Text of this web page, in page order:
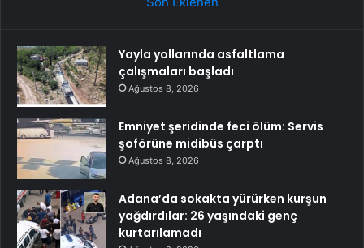
Yayla yollarında asfaltlama
çalışmaları başladı
Ağustos 8, 2026
Emniyet şeridinde feci ölüm: Servis
şoförüne midibüs çarptı
Ağustos 8, 2026
Adana’da sokakta yürürken kurşun
yağdırdılar: 26 yaşındaki genç
kurtarılamadı